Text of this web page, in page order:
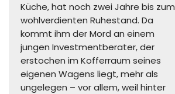
Küche, hat noch zwei Jahre bis zum
wohlverdienten Ruhestand. Da
kommt ihm der Mord an einem
jungen Investmentberater, der
erstochen im Kofferraum seines
eigenen Wagens liegt, mehr als
ungelegen – vor allem, weil hinter